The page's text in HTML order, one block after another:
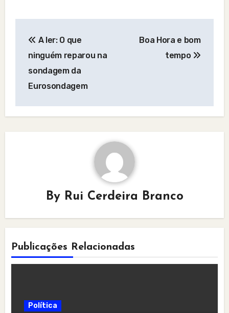
navigation
A ler: O que
ninguém reparou na
sondagem da
Eurosondagem
Boa Hora e bom
tempo
By Rui Cerdeira Branco
Publicações Relacionadas
Política